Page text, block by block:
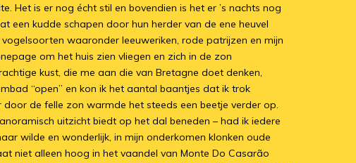
Het is er nog écht stil en bovendien is het er ’s nachts nog
een kudde schapen door hun herder van de ene heuvel
waaronder leeuweriken, rode patrijzen en mijn
om het huis zien vliegen en zich in de zon
kust, die me aan die van Bretagne doet denken,
“open” en kon ik het aantal baantjes dat ik trok
de felle zon warmde het steeds een beetje verder op.
uitzicht biedt op het dal beneden – had ik iedere
wilde en wonderlijk, in mijn onderkomen klonken oude
niet alleen hoog in het vaandel van Monte Do Casarão